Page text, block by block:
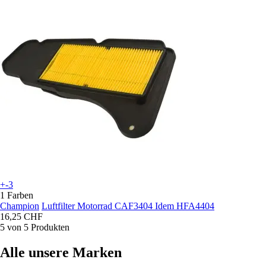
+-3
1 Farben
Champion Luftfilter Motorrad CAF3404 Idem HFA4404
16,25 CHF
5 von 5 Produkten
Alle unsere Marken